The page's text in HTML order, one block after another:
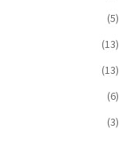
(5)
(13)
(13)
(6)
(3)